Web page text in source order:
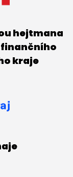
hejtmana
kraje